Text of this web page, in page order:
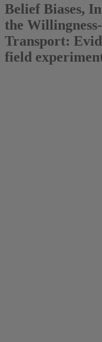
Belief Biases,
the
Transport:
field